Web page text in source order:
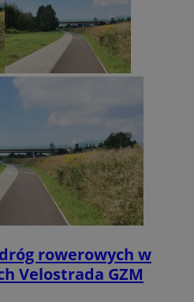
rowerowych w
Velostrada GZM